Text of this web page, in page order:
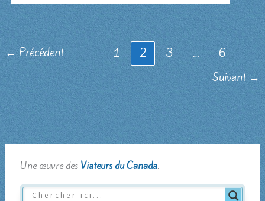
Dieu
et
de
l’être
humain
←Précédent 1 2 3 …
6
Suivant →
Une œuvre des Viateurs du Canada.